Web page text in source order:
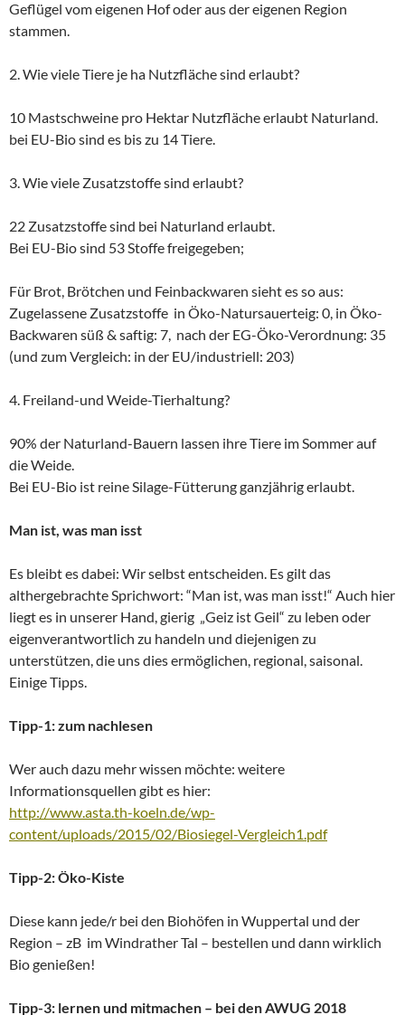
Geflügel vom eigenen Hof oder aus der eigenen Region
stammen.
2. Wie viele Tiere je ha Nutzfläche sind erlaubt?
10 Mastschweine pro Hektar Nutzfläche erlaubt Naturland.
bei EU-Bio sind es bis zu 14 Tiere.
3. Wie viele Zusatzstoffe sind erlaubt?
22 Zusatzstoffe sind bei Naturland erlaubt.
Bei EU-Bio sind 53 Stoffe freigegeben;
Für Brot, Brötchen und Feinbackwaren sieht es so aus:
Zugelassene Zusatzstoffe in Öko-Natursauerteig: 0, in Öko-
Backwaren süß & saftig: 7, nach der EG-Öko-Verordnung: 35
(und zum Vergleich: in der EU/industriell: 203)
4. Freiland-und Weide-Tierhaltung?
90% der Naturland-Bauern lassen ihre Tiere im Sommer auf
die Weide.
Bei EU-Bio ist reine Silage-Fütterung ganzjährig erlaubt.
Man ist, was man isst
Es bleibt es dabei: Wir selbst entscheiden. Es gilt das
althergebrachte Sprichwort: “Man ist, was man isst!“ Auch hier
liegt es in unserer Hand, gierig „Geiz ist Geil“ zu leben oder
eigenverantwortlich zu handeln und diejenigen zu
unterstützen, die uns dies ermöglichen, regional, saisonal.
Einige Tipps.
Tipp-1: zum nachlesen
Wer auch dazu mehr wissen möchte: weitere
Informationsquellen gibt es hier:
http://www.asta.th-koeln.de/wp-
content/uploads/2015/02/Biosiegel-Vergleich1.pdf
Tipp-2: Öko-Kiste
Diese kann jede/r bei den Biohöfen in Wuppertal und der
Region – zB im Windrather Tal – bestellen und dann wirklich
Bio genießen!
Tipp-3: lernen und mitmachen – bei den AWUG 2018